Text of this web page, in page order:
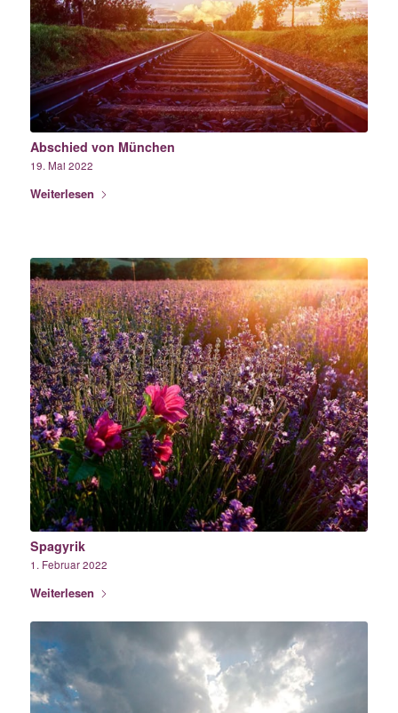
Abschied von München
19. Mai 2022
Weiterlesen
Spagyrik
1. Februar 2022
Weiterlesen